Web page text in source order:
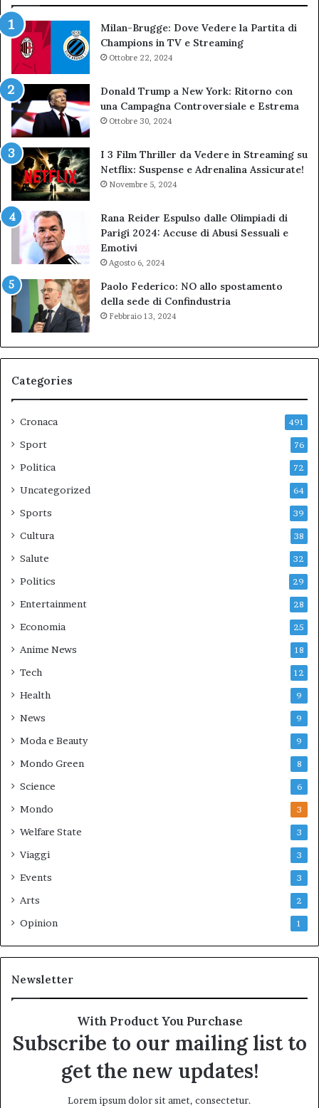
Milan-Brugge: Dove Vedere la Partita di
Champions in TV e Streaming
Ottobre 22, 2024
Donald Trump a New York: Ritorno con
una Campagna Controversiale e Estrema
Ottobre 30, 2024
I 3 Film Thriller da Vedere in Streaming su
Netflix: Suspense e Adrenalina Assicurate!
Novembre 5, 2024
Rana Reider Espulso dalle Olimpiadi di
Parigi 2024: Accuse di Abusi Sessuali e
Emotivi
Agosto 6, 2024
Paolo Federico: NO allo spostamento
della sede di Confindustria
Febbraio 13, 2024
Categories
Cronaca 491
Sport 76
Politica 72
Uncategorized 64
Sports 39
Cultura 38
Salute 32
Politics 29
Entertainment 28
Economia 25
Anime News 18
Tech 12
Health 9
News 9
Moda e Beauty 9
Mondo Green 8
Science 6
Mondo 3
Welfare State 3
Viaggi 3
Events 3
Arts 2
Opinion 1
Newsletter
With Product You Purchase
Subscribe to our mailing list to
get the new updates!
Lorem ipsum dolor sit amet, consectetur.